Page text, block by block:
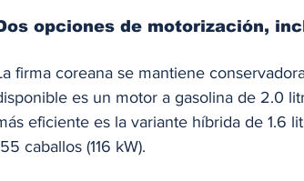
opciones de motorización,
firma coreana se mantiene
es un motor a gasolina de 2.0
eficiente es la variante híbrida de 1.6
caballos (116 kW).